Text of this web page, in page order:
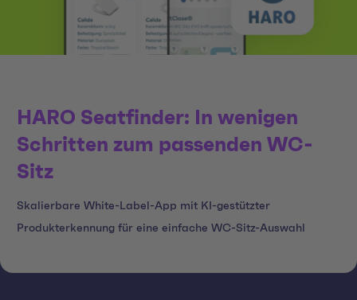
HARO Seatfinder: In wenigen
Schritten zum passenden WC-
Sitz
Skalierbare White-Label-App mit KI-gestützter
Produkterkennung für eine einfache WC-Sitz-Auswahl